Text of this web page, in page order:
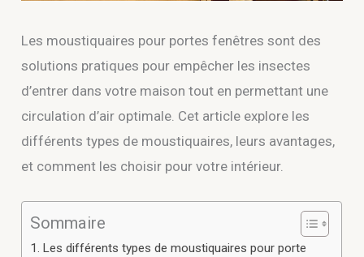
Les moustiquaires pour portes fenêtres sont des
solutions pratiques pour empêcher les insectes
d’entrer dans votre maison tout en permettant une
circulation d’air optimale. Cet article explore les
différents types de moustiquaires, leurs avantages,
et comment les choisir pour votre intérieur.
Sommaire
Les différents types de moustiquaires pour porte